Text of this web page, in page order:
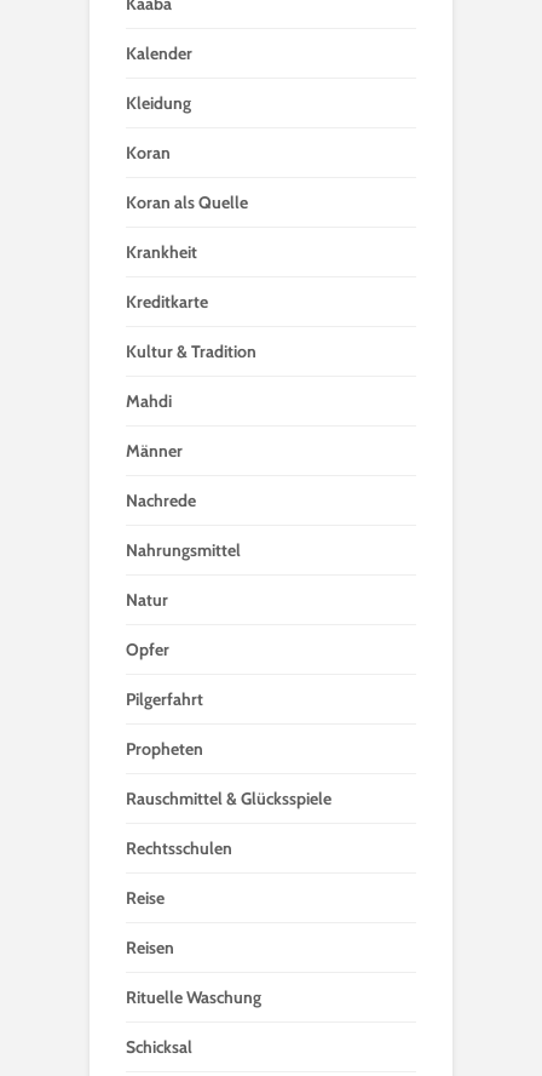
Kalender
Kleidung
Koran
Koran als Quelle
Krankheit
Kreditkarte
Kultur & Tradition
Mahdi
Männer
Nachrede
Nahrungsmittel
Natur
Opfer
Pilgerfahrt
Propheten
Rauschmittel & Glücksspiele
Rechtsschulen
Reise
Reisen
Rituelle Waschung
Schicksal